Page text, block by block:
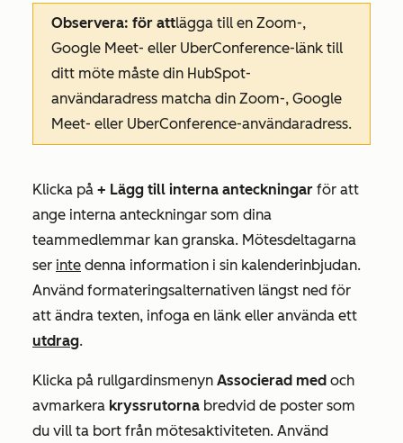
Observera: för attlägga till en Zoom-,
Google Meet- eller UberConference-länk till
ditt möte måste din HubSpot-
användaradress matcha din Zoom-, Google
Meet- eller UberConference-användaradress.
Klicka på + Lägg till interna anteckningar för att
ange interna anteckningar som dina
teammedlemmar kan granska. Mötesdeltagarna
ser inte denna information i sin kalenderinbjudan.
Använd formateringsalternativen längst ned för
att ändra texten, infoga en länk eller använda ett
utdrag.
Klicka på rullgardinsmenyn Associerad med och
avmarkera kryssrutorna bredvid de poster som
du vill ta bort från mötesaktiviteten. Använd